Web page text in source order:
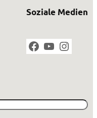
Soziale Medien
Facebook
YouTube